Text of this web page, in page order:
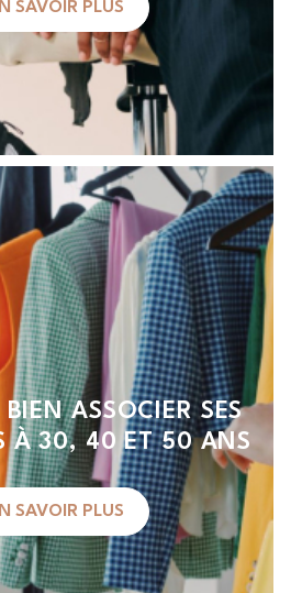
SAVOIR PLUS
ASSOCIER SES
À 30, 40 ET 50 ANS
SAVOIR PLUS